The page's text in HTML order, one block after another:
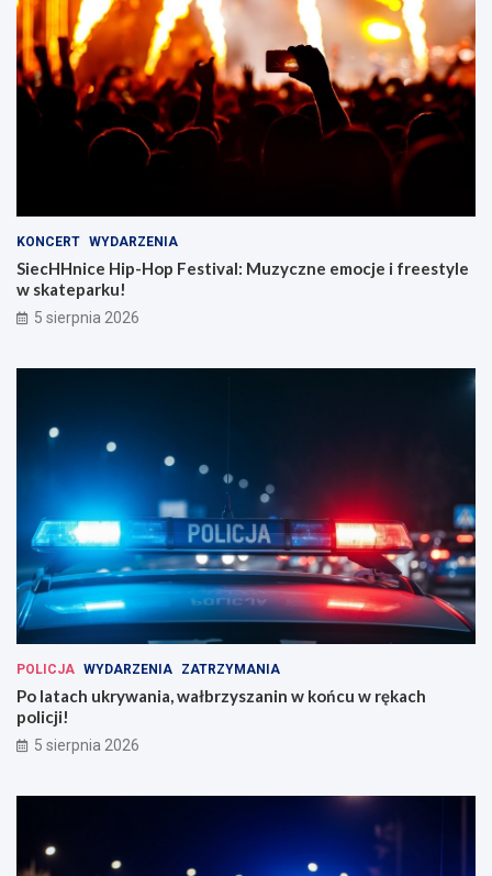
KONCERT WYDARZENIA
SiecHHnice Hip-Hop Festival: Muzyczne emocje i freestyle
w skateparku!
5 sierpnia 2026
POLICJA WYDARZENIA ZATRZYMANIA
Po latach ukrywania, wałbrzyszanin w końcu w rękach
policji!
5 sierpnia 2026